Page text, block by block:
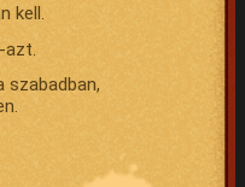
kell.
azt.
szabadban,